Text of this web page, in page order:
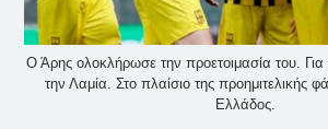
Ο Άρης ολοκλήρωσε την προετοιμασία του.
την Λαμία. Στο πλαίσιο της προημιτελικής
Ελλάδος.